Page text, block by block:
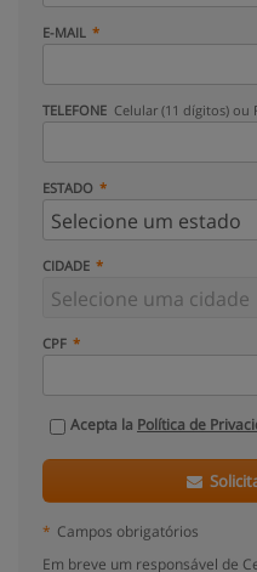
E-MAIL
TELEFONE Celular (11 dígitos) ou
ESTADO
CIDADE
CPF
Acepta la Política de
* Campos obrigatórios
Em breve um responsável de